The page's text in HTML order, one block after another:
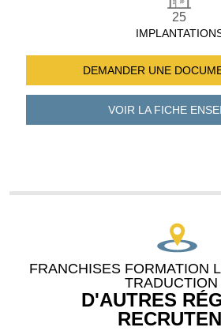
25
DEMANDER UNE
VOIR LA FICHE
FRANCHISES FORMATION
TRADUCTION
D'AUTRES